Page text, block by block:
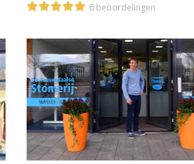
dat ook
maar
ervaring.
Tips
Voordat
wat er
vol tips
6 beoordelingen